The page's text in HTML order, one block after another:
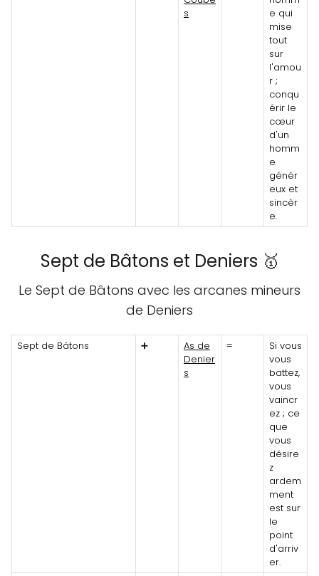
s
e qui
mise
tout
sur
l'amou
r ;
conqu
érir le
cœur
d'un
homm
e
génér
eux et
sincèr
e.
Sept de Bâtons et Deniers 🥇
Le Sept de Bâtons avec les arcanes mineurs
de Deniers
Sept de Bâtons ➕
As de
Denier
s
=
Si vous
vous
battez,
vous
vaincr
ez ; ce
que
vous
désire
z
ardem
ment
est sur
le
point
d'arriv
er.